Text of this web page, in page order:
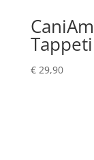
€29,90